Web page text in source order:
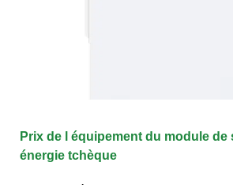
Prix de l équipement du module de
énergie tchèque